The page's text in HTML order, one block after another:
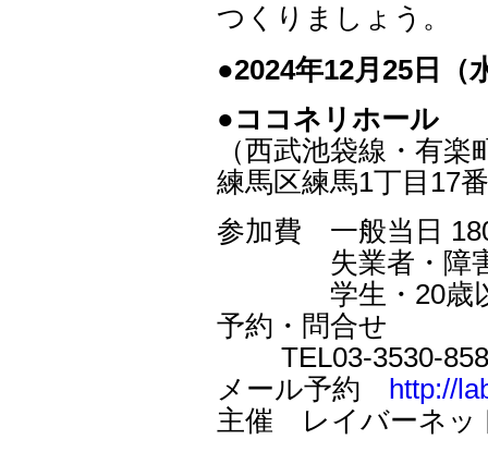
つくりましょう。
●2024年12月25日（
●ココネリホール
（西武池袋線・有
練馬区練馬1丁目17
参加費 一般当日
失業者・障害
学生・20歳
予約・問合せ
TEL03-3530-
メール予約
http://
主催 レイバーネッ